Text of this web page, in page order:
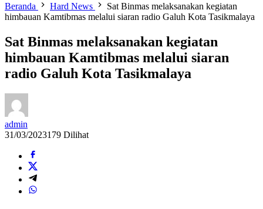
Beranda
Hard News
Sat Binmas melaksanakan kegiatan
himbauan Kamtibmas melalui siaran radio Galuh Kota Tasikmalaya
Sat Binmas melaksanakan kegiatan
himbauan Kamtibmas melalui siaran
radio Galuh Kota Tasikmalaya
admin
31/03/2023179 Dilihat